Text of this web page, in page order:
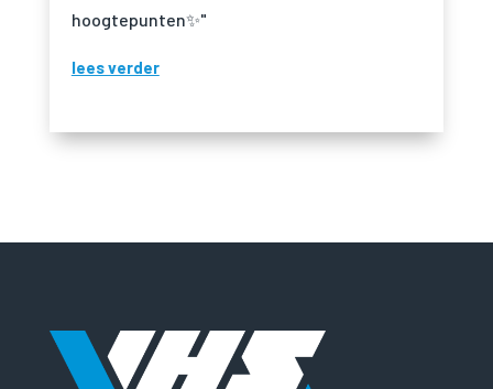
hoogtepunten✨"
lees verder